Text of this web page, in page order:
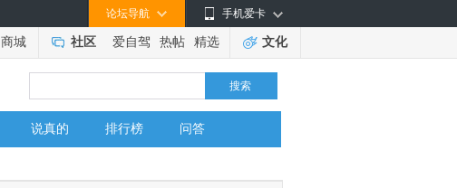
手机爱卡
论坛导航
商城 社区 爱自驾 热帖 精选 文化
搜索
说真的 排行榜 问答